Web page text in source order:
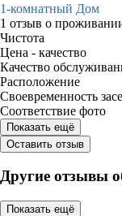
1-комнатный Дом
1 отзыв о
Чистота
Цена - качество
Качество
Расположение
Своевременность
Соответствие фото
Показать ещё
Оставить отзыв
Другие отзывы
Показать ещё